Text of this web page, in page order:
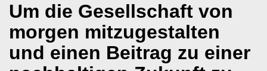
Um die Gesellschaft von
morgen mitzugestalten
und einen Beitrag zu einer